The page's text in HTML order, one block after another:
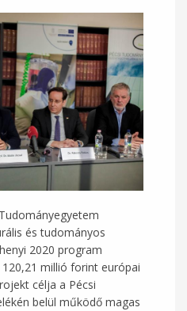
és tudományos
2020 program
millió forint európai
célja a Pécsi
belül működő magas